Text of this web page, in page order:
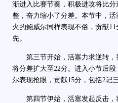
渐进入比赛节奏，积极进攻将比
整，奋力缩小了分差。本节中，
火的鲍威尔同样表现不俗，贡献
先。
第三节开始，活塞力求逆转，
将分差扩大至22分。进入小节后
尔表现抢眼，贡献15分，包括2记
第四节伊始，活塞发起反击，